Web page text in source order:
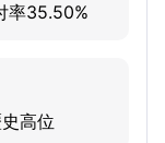
software,
higher
&
率35.50%
高位